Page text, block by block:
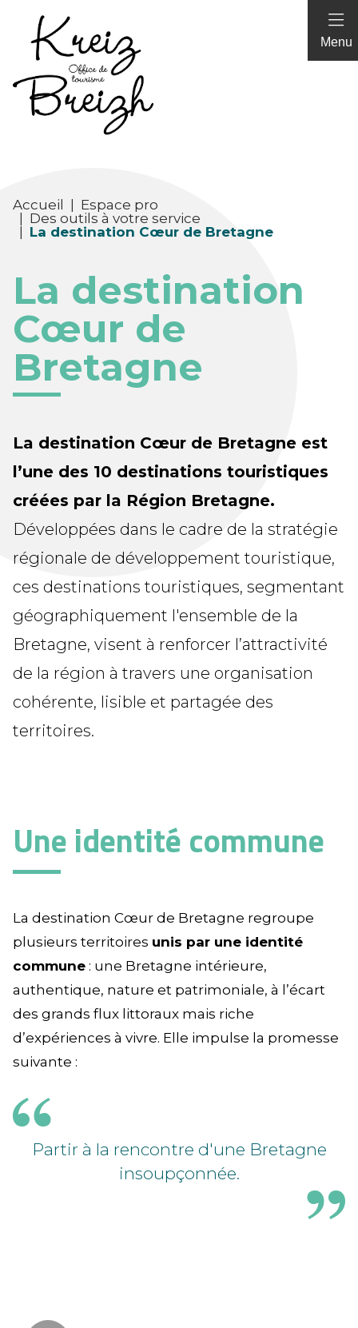
Panneau de gestion des cookies
Menu
Accueil | Espace pro
| Des outils à votre service
| La destination Cœur de Bretagne
La destination
Cœur de
Bretagne
La destination Cœur de Bretagne est
l’une des 10 destinations touristiques
créées par la Région Bretagne.
Développées dans le cadre de la stratégie
régionale de développement touristique,
ces destinations touristiques, segmentant
géographiquement l'ensemble de la
Bretagne, visent à renforcer l’attractivité
de la région à travers une organisation
cohérente, lisible et partagée des
territoires.
Une identité commune
La destination Cœur de Bretagne regroupe
plusieurs territoires unis par une identité
commune : une Bretagne intérieure,
authentique, nature et patrimoniale, à l’écart
des grands flux littoraux mais riche
d’expériences à vivre. Elle impulse la promesse
suivante :
Partir à la rencontre d'une Bretagne
insoupçonnée.